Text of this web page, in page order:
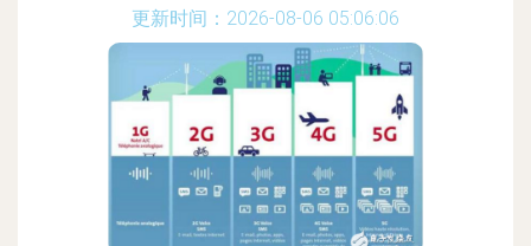
更新时间：2026-08-06 05:06:06